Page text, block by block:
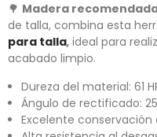
🌳 Madera
de talla, combina esta
para talla, ideal para
acabado limpio.
Dureza del material: 61
Ángulo de rectificado:
Excelente conservación